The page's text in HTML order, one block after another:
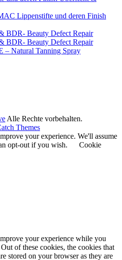
Lippenstifte und deren Finish
BDR- Beauty Defect Repair
BDR- Beauty Defect Repair
Natural Tanning Spray
Alle Rechte vorbehalten.
Themes
your experience. We'll assume
opt-out if you wish.
Cookie
your experience while you
of these cookies, the cookies that
stored on your browser as they are